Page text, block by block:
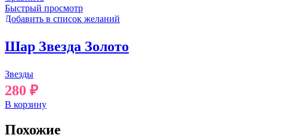
Быстрый просмотр
Добавить в список желаний
Шар Звезда Золото
Звезды
280 ₽
В корзину
Похожие